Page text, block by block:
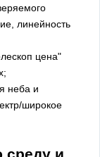
линейность
цена"
неба и
широкое
и